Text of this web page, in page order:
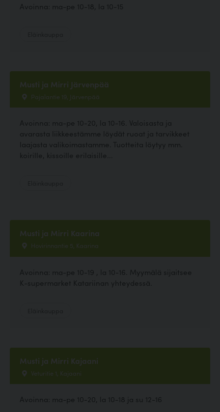
Avoinna: ma-pe 10-18, la 10-15
Musti ja Mirri Järvenpää
Pajalantie 19, Järvenpää
Avoinna: ma-pe 10-20, la 10-16. Valoisasta ja
avarasta liikkeestämme löydät ruoat ja tarvikkeet
laajasta valikoimastamme. Tuotteita löytyy mm.
koirille, kissoille erilaisille...
Musti ja Mirri Kaarina
Hovirinnantie 5, Kaarina
Avoinna: ma-pe 10-19 , la 10-16. Myymälä sijaitsee
K-supermarket Katariinan yhteydessä.
Musti ja Mirri Kajaani
Veturitie 1, Kajaani
Avoinna: ma-pe 10-20, la 10-18 ja su 12-16